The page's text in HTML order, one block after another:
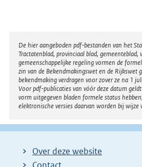
Disclaimer
De hier aangeboden pdf-bestanden van het
Tractatenblad, provinciaal blad, gemeenteblad,
gemeenschappelijke regeling vormen de
zin van de Bekendmakingswet en de Rijkswet
bekendmaking verdragen voor zover ze na 1
Voor pdf-publicaties van vóór deze datum
vorm uitgegeven bladen formele status
elektronische versies daarvan worden bij wijze
Over deze website